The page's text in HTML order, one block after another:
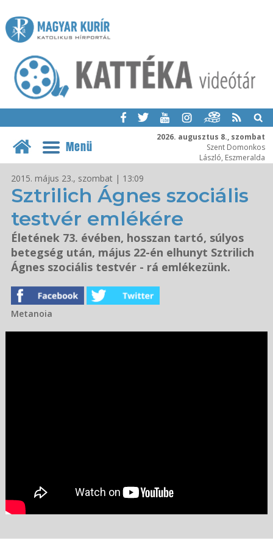
2026. augusztus 8., szombat
Szent Domonkos
László, Eszmeralda
Menü
2015. május 23., szombat | 13:09
Sztrilich Ágnes szociális
testvér emlékére
Életének 73. évében, hosszan tartó, súlyos
betegség után, május 22-én elhunyt Sztrilich
Ágnes szociális testvér - rá emlékezünk.
Metanoia